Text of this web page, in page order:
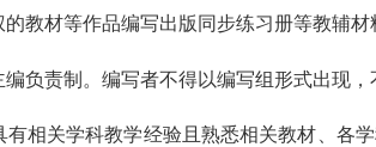
材等作品编写出版同步练习册等教辅材
责制。编写者不得以编写组形式出现，
关学科教学经验且熟悉相关教材、各